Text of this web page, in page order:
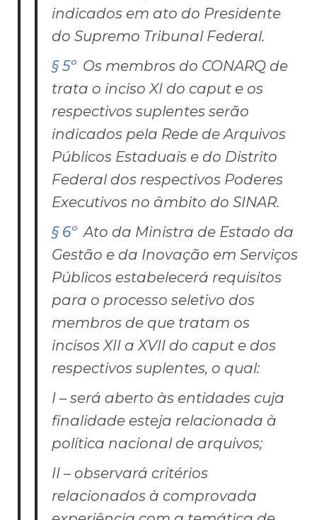
indicados em ato do Presidente
do Supremo Tribunal Federal.
§ 5ºOs membros do CONARQ de
trata o inciso XI do caput e os
respectivos suplentes serão
indicados pela Rede de Arquivos
Públicos Estaduais e do Distrito
Federal dos respectivos Poderes
Executivos no âmbito do SINAR.
§ 6ºAto da Ministra de Estado da
Gestão e da Inovação em Serviços
Públicos estabelecerá requisitos
para o processo seletivo dos
membros de que tratam os
incisos XII a XVII do caput e dos
respectivos suplentes, o qual:
I – será aberto às entidades cuja
finalidade esteja relacionada à
política nacional de arquivos;
II – observará critérios
relacionados à comprovada